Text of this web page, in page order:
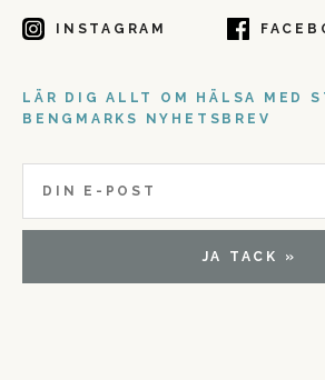
INSTAGRAM
LÄR DIG ALLT OM HÄLSA MED
BENGMARKS NYHETSBREV
JA TACK »